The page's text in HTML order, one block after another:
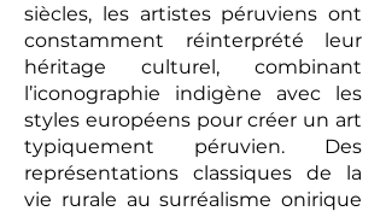
siècles, les artistes péruviens ont
constamment réinterprété leur
héritage culturel, combinant
l’iconographie indigène avec les
styles européens pour créer un art
typiquement péruvien. Des
représentations classiques de la
vie rurale au surréalisme onirique